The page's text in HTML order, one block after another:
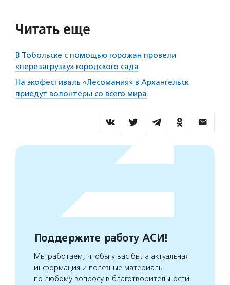
Читать еще
В Тобольске с помощью горожан провели
«перезагрузку» городского сада
На экофестиваль «Лесомания» в Архангельск
приедут волонтеры со всего мира
Поддержите работу АСИ!
Мы работаем, чтобы у вас была актуальная
информация и полезные материалы
по любому вопросу в благотворительности.